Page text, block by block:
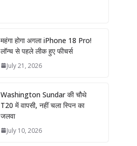
महंगा होगा अगला iPhone 18 Pro!
लॉन्च से पहले लीक हुए फीचर्स
July 21, 2026
Washington Sundar की चौथे
T20 में वापसी, नहीं चला स्पिन का
जलवा
July 10, 2026